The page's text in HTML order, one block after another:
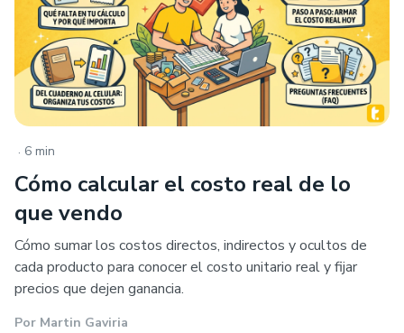
. 6 min
Cómo calcular el costo real de lo
que vendo
Cómo sumar los costos directos, indirectos y ocultos de
cada producto para conocer el costo unitario real y fijar
precios que dejen ganancia.
Por Martin Gaviria